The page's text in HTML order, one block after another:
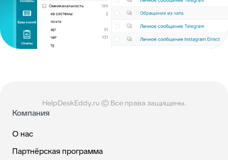
HelpDeskEddy.ru © Все права защищены.
Компания
О нас
Партнёрская программа